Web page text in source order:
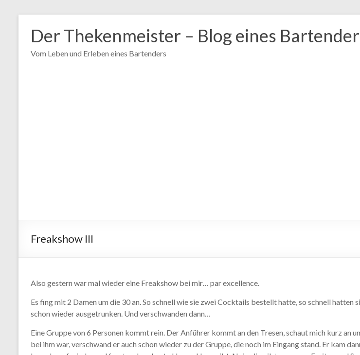
Inhalt
springen
Der Thekenmeister – Blog eines
Vom Leben und Erleben eines Bartenders
Freakshow III
Also gestern war mal wieder eine Freakshow bei mir… par excellence.
Es fing mit 2 Damen um die 30 an. So schnell wie sie zwei Cocktails bestellt hatte, so schnell hatten
schon wieder ausgetrunken. Und verschwanden dann…
Eine Gruppe von 6 Personen kommt rein. Der Anführer kommt an den Tresen, schaut mich kurz an
bei ihm war, verschwand er auch schon wieder zu der Gruppe, die noch im Eingang stand. Er kam